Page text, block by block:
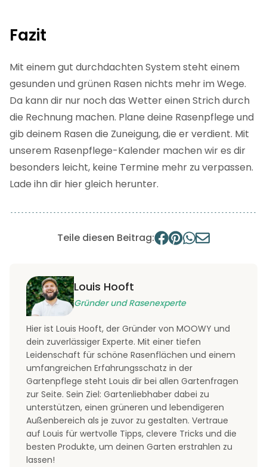
Fazit
Mit einem gut durchdachten System steht einem
gesunden und grünen Rasen nichts mehr im Wege.
Da kann dir nur noch das Wetter einen Strich durch
die Rechnung machen. Plane deine Rasenpflege und
gib deinem Rasen die Zuneigung, die er verdient. Mit
unserem Rasenpflege-Kalender machen wir es dir
besonders leicht, keine Termine mehr zu verpassen.
Lade ihn dir hier gleich herunter.
Teile diesen Beitrag:
Louis Hooft
Gründer und Rasenexperte
Hier ist Louis Hooft, der Gründer von MOOWY und
dein zuverlässiger Experte. Mit einer tiefen
Leidenschaft für schöne Rasenflächen und einem
umfangreichen Erfahrungsschatz in der
Gartenpflege steht Louis dir bei allen Gartenfragen
zur Seite. Sein Ziel: Gartenliebhaber dabei zu
unterstützen, einen grüneren und lebendigeren
Außenbereich als je zuvor zu gestalten. Vertraue
auf Louis für wertvolle Tipps, clevere Tricks und die
besten Produkte, um deinen Garten erstrahlen zu
lassen!